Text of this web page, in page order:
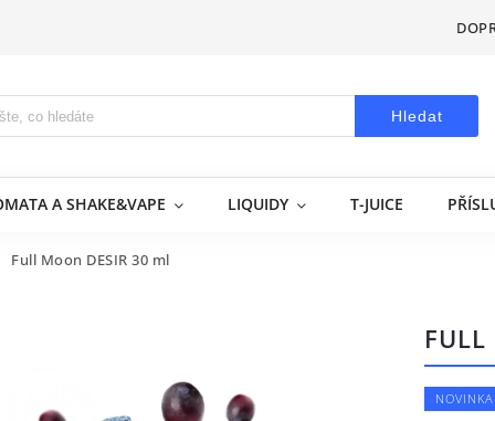
Hledat
A SHAKE&VAPE LIQUIDY T-JUICE
Full Moon DESIR 30 ml
NOVINKA